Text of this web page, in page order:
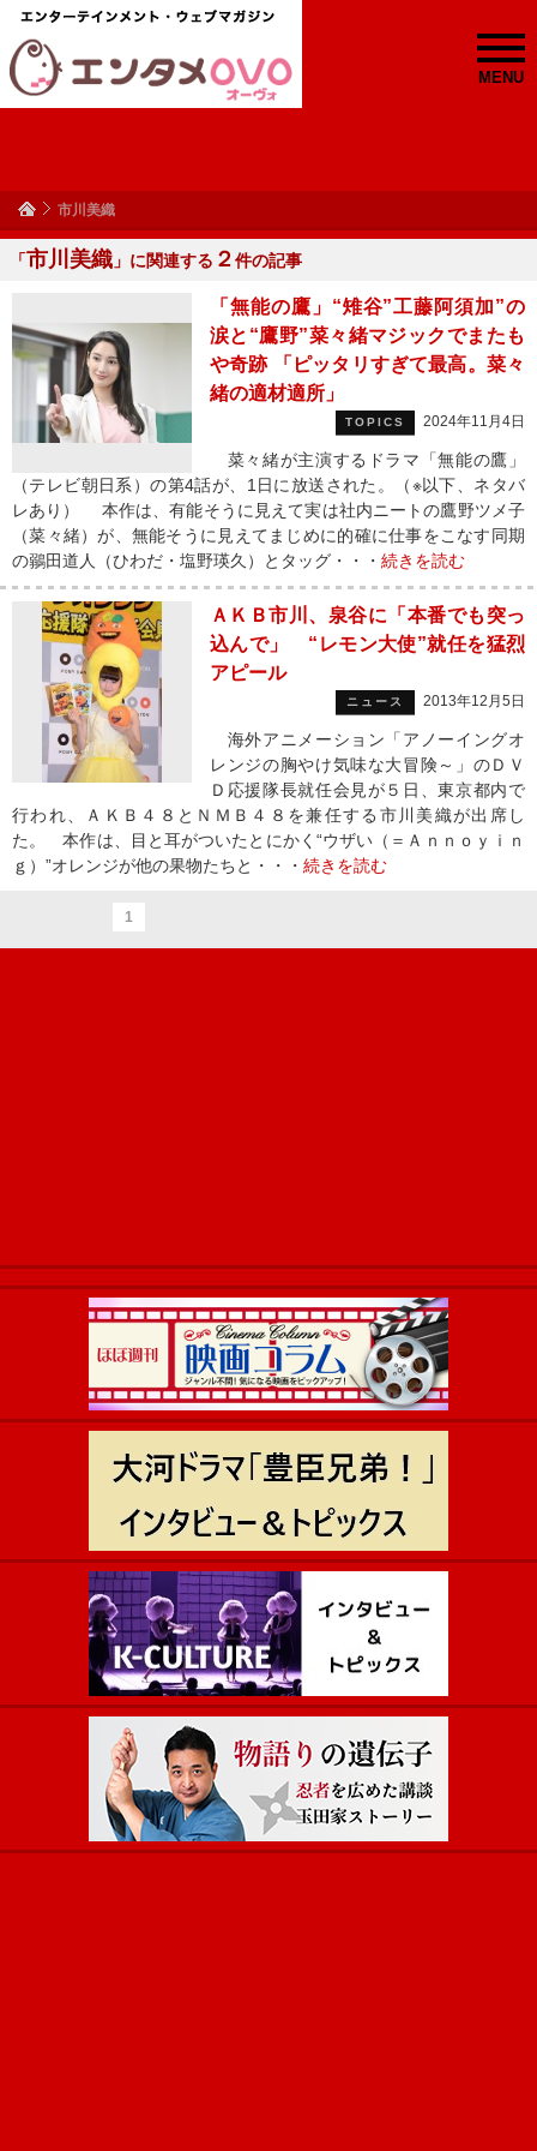
MENU
市川美織
「市川美織 」に関連する ２件の記事
「無能の鷹」“雉谷”工藤阿須加”の
涙と“鷹野”菜々緒マジックでまたも
や奇跡 「ピッタリすぎて最高。菜々
緒の適材適所」
TOPICS 2024年11月4日
菜々緒が主演するドラマ「無能の鷹」
（テレビ朝日系）の第4話が、1日に放送された。（※以下、ネタバ
レあり） 本作は、有能そうに見えて実は社内ニートの鷹野ツメ子
（菜々緒）が、無能そうに見えてまじめに的確に仕事をこなす同期
の鶸田道人（ひわだ・塩野瑛久）とタッグ・・・ 続きを読む
ＡＫＢ市川、泉谷に「本番でも突っ
込んで」 “レモン大使”就任を猛烈
アピール
ニュース 2013年12月5日
海外アニメーション「アノーイングオ
レンジの胸やけ気味な大冒険～」のＤＶ
Ｄ応援隊長就任会見が５日、東京都内で
行われ、ＡＫＢ４８とＮＭＢ４８を兼任する市川美織が出席し
た。 本作は、目と耳がついたとにかく“ウザい（＝Ａｎｎｏｙｉｎ
ｇ）”オレンジが他の果物たちと・・・ 続きを読む
1